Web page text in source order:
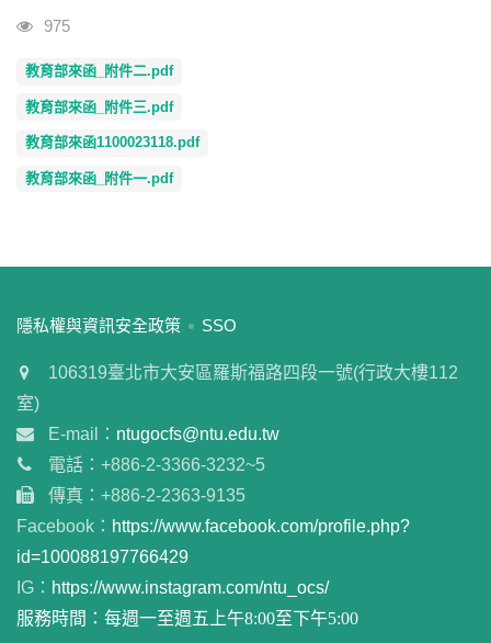
瀏覽人次
975
教育部來函_附件二.pdf
教育部來函_附件三.pdf
教育部來函1100023118.pdf
教育部來函_附件一.pdf
:::
隱私權與資訊安全政策 SSO
106319臺北市大安區羅斯福路四段一號(行政大樓112
室)
E-mail： ntugocfs@ntu.edu.tw
電話：+886-2-3366-3232~5
傳真：+886-2-2363-9135
Facebook： https://www.facebook.com/profile.php?
id=100088197766429
IG： https://www.instagram.com/ntu_ocs/
服務時間：每週一至週五上午8:00至下午5:00